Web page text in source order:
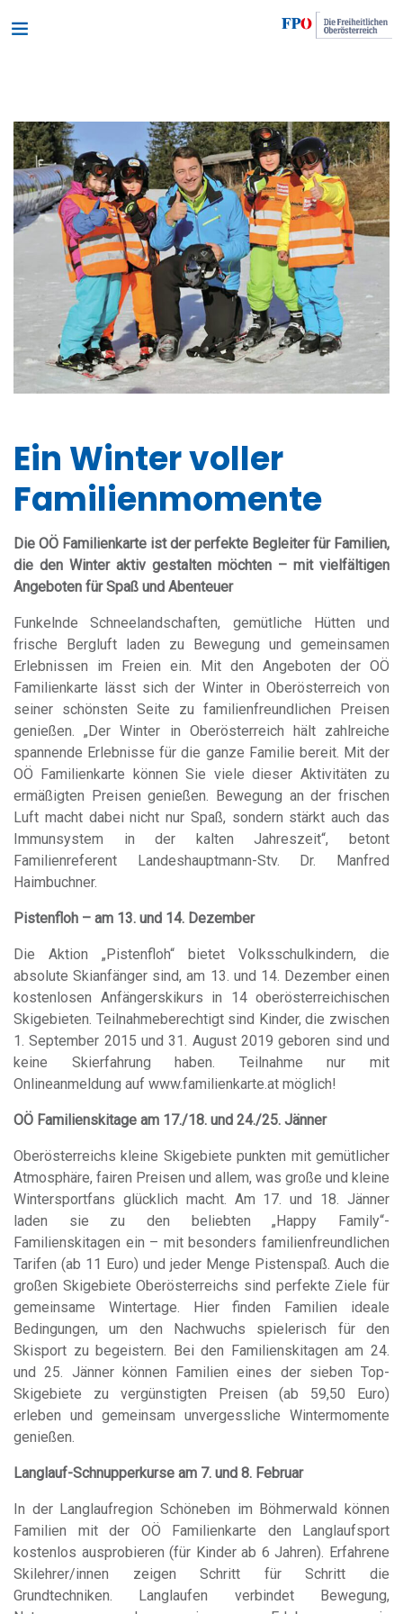
Ein Winter voller
Familienmomente
Die OÖ Familienkarte ist der perfekte Begleiter für Familien,
die den Winter aktiv gestalten möchten – mit vielfältigen
Angeboten für Spaß und Abenteuer
Funkelnde Schneelandschaften, gemütliche Hütten und
frische Bergluft laden zu Bewegung und gemeinsamen
Erlebnissen im Freien ein. Mit den Angeboten der OÖ
Familienkarte lässt sich der Winter in Oberösterreich von
seiner schönsten Seite zu familienfreundlichen Preisen
genießen. „Der Winter in Oberösterreich hält zahlreiche
spannende Erlebnisse für die ganze Familie bereit. Mit der
OÖ Familienkarte können Sie viele dieser Aktivitäten zu
ermäßigten Preisen genießen. Bewegung an der frischen
Luft macht dabei nicht nur Spaß, sondern stärkt auch das
Immunsystem in der kalten Jahreszeit“, betont
Familienreferent Landeshauptmann-Stv. Dr. Manfred
Haimbuchner.
Pistenfloh – am 13. und 14. Dezember
Die Aktion „Pistenfloh“ bietet Volksschulkindern, die
absolute Skianfänger sind, am 13. und 14. Dezember einen
kostenlosen Anfängerskikurs in 14 oberösterreichischen
Skigebieten. Teilnahmeberechtigt sind Kinder, die zwischen
1. September 2015 und 31. August 2019 geboren sind und
keine Skierfahrung haben. Teilnahme nur mit
Onlineanmeldung auf www.familienkarte.at möglich!
OÖ Familienskitage am 17./18. und 24./25. Jänner
Oberösterreichs kleine Skigebiete punkten mit gemütlicher
Atmosphäre, fairen Preisen und allem, was große und kleine
Wintersportfans glücklich macht. Am 17. und 18. Jänner
laden sie zu den beliebten „Happy Family“-
Familienskitagen ein – mit besonders familienfreundlichen
Tarifen (ab 11 Euro) und jeder Menge Pistenspaß. Auch die
großen Skigebiete Oberösterreichs sind perfekte Ziele für
gemeinsame Wintertage. Hier finden Familien ideale
Bedingungen, um den Nachwuchs spielerisch für den
Skisport zu begeistern. Bei den Familienskitagen am 24.
und 25. Jänner können Familien eines der sieben Top-
Skigebiete zu vergünstigten Preisen (ab 59,50 Euro)
erleben und gemeinsam unvergessliche Wintermomente
genießen.
Langlauf-Schnupperkurse am 7. und 8. Februar
In der Langlaufregion Schöneben im Böhmerwald können
Familien mit der OÖ Familienkarte den Langlaufsport
kostenlos ausprobieren (für Kinder ab 6 Jahren). Erfahrene
Skilehrer/innen zeigen Schritt für Schritt die
Grundtechniken. Langlaufen verbindet Bewegung,